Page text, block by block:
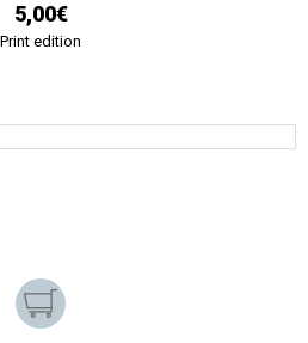
5,00€
Print edition